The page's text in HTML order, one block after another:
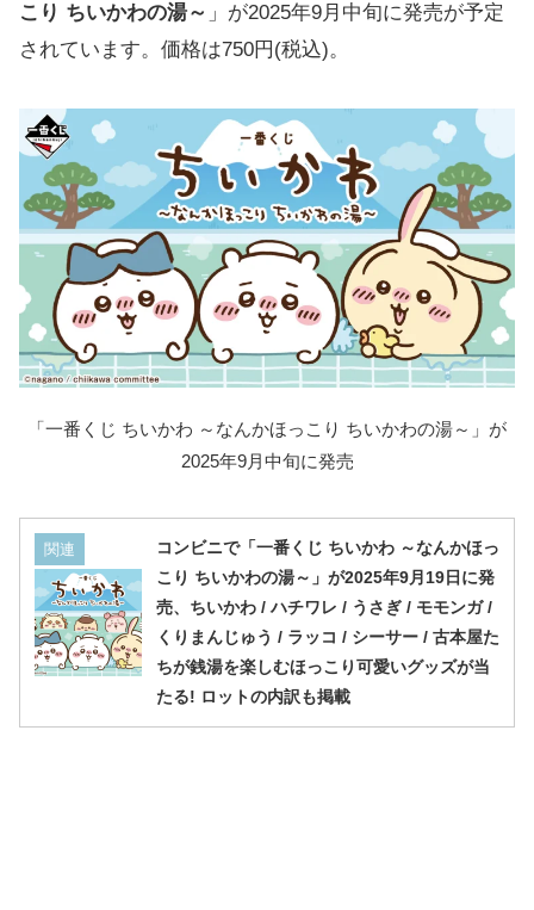
こり ちいかわの湯～ 」が2025年9月中旬に発売が予定
されています。価格は750円(税込)。
「一番くじ ちいかわ ～なんかほっこり ちいかわの湯～」が
2025年9月中旬に発売
関連
コンビニで「一番くじ ちいかわ ～なんかほっ
こり ちいかわの湯～」が2025年9月19日に発
売、ちいかわ / ハチワレ / うさぎ / モモンガ /
くりまんじゅう / ラッコ / シーサー / 古本屋た
ちが銭湯を楽しむほっこり可愛いグッズが当
たる! ロットの内訳も掲載